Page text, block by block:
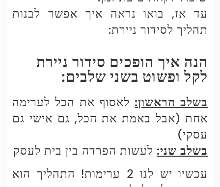
עד אז, בואו נראה איך אפשר לבנות
תהליך לסידור ניירת:
הנה איך הופכים סידור ניירת
לקל ופשוט בשני שלבים:
בשלב הראשון: לאסוף את הכל לערימה
אחת (אבל באמת את הכל, גם אישי גם
עסקי)
בשלב שני: לעשות הפרדה בין בית לעסק
עכשיו יש לנו 2 ערימות! התהליך הוא